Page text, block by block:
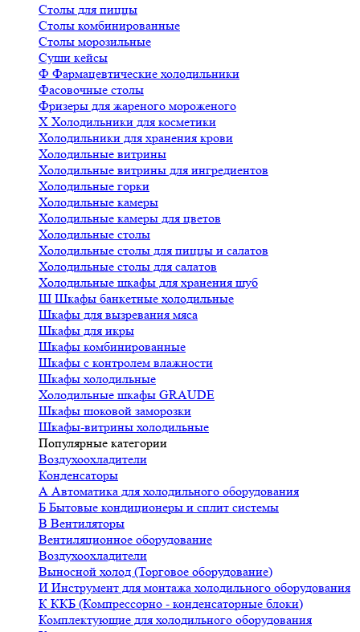
Столы для пиццы
Столы комбинированные
Столы морозильные
Суши кейсы
Ф Фармацевтические холодильники
Фасовочные столы
Фризеры для жареного мороженого
Х Холодильники для косметики
Холодильники для хранения крови
Холодильные витрины
Холодильные витрины для ингредиентов
Холодильные горки
Холодильные камеры
Холодильные камеры для цветов
Холодильные столы
Холодильные столы для пиццы и салатов
Холодильные столы для салатов
Холодильные шкафы для хранения шуб
Ш Шкафы банкетные холодильные
Шкафы для вызревания мяса
Шкафы для икры
Шкафы комбинированные
Шкафы с контролем влажности
Шкафы холодильные
Холодильные шкафы GRAUDE
Шкафы шоковой заморозки
Шкафы-витрины холодильные
Популярные категории
Воздухоохладители
Конденсаторы
А Автоматика для холодильного оборудования
Б Бытовые кондиционеры и сплит системы
В Вентиляторы
Вентиляционное оборудование
Воздухоохладители
Выносной холод (Торговое оборудование)
И Инструмент для монтажа холодильного оборудования
К ККБ (Компрессорно - конденсаторные блоки)
Комплектующие для холодильного оборудования